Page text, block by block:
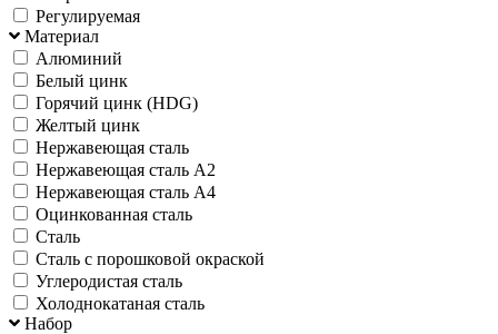
Регулируемая
Материал
Алюминий
Белый цинк
Горячий цинк (HDG)
Желтый цинк
Нержавеющая сталь
Нержавеющая сталь А2
Нержавеющая сталь А4
Оцинкованная сталь
Сталь
Сталь с порошковой окраской
Углеродистая сталь
Холоднокатаная сталь
Набор